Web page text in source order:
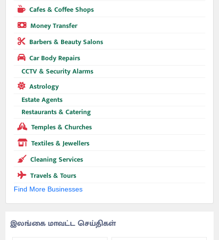
Cafes & Coffee Shops
Money Transfer
Barbers & Beauty Salons
Car Body Repairs
CCTV & Security Alarms
Astrology
Estate Agents
Restaurants & Catering
Temples & Churches
Textiles & Jewellers
Cleaning Services
Travels & Tours
Find More Businesses
இலங்கை மாவட்ட செய்திகள்